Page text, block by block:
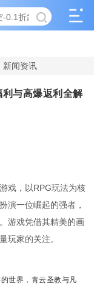
新闻资讯
利与高爆返利全解
戏，以RPG玩法为核
演一位崛起的强者，
游戏凭借其精美的画
玩家的关注。
世界，青云圣教与凡